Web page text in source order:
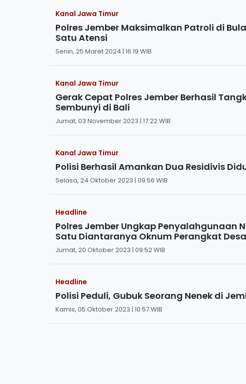
Kanal Jawa Timur
Polres Jember Maksimalkan Patroli di
Satu Atensi
Senin, 25 Maret 2024 | 16:19 WIB
Kanal Jawa Timur
Gerak Cepat Polres Jember Berhasil
Sembunyi di Bali
Jumat, 03 November 2023 | 17:22 WIB
Kanal Jawa Timur
Polisi Berhasil Amankan Dua Residivis
Selasa, 24 Oktober 2023 | 09:56 WIB
Headline
Polres Jember Ungkap Penyalahgunaan
Satu Diantaranya Oknum Perangkat Desa
Jumat, 20 Oktober 2023 | 09:52 WIB
Headline
Polisi Peduli, Gubuk Seorang Nenek di
Kamis, 05 Oktober 2023 | 10:57 WIB